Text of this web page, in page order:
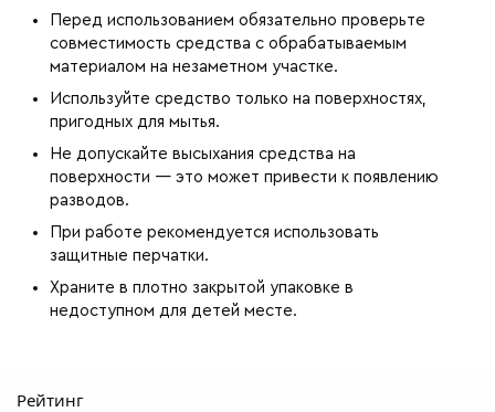
Перед использованием обязательно проверьте
совместимость средства с обрабатываемым
материалом на незаметном участке.
Используйте средство только на поверхностях,
пригодных для мытья.
Не допускайте высыхания средства на
поверхности — это может привести к появлению
разводов.
При работе рекомендуется использовать
защитные перчатки.
Храните в плотно закрытой упаковке в
недоступном для детей месте.
Рейтинг